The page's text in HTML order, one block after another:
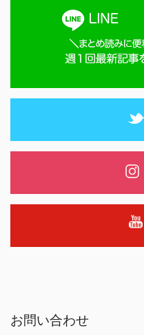
お問い合わせ